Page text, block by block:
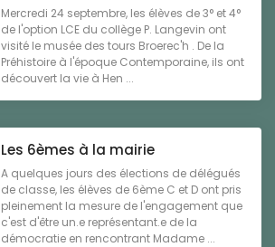
Mercredi 24 septembre, les élèves de 3° et 4°
de l'option LCE du collège P. Langevin ont
visité le musée des tours Broerec'h . De la
Préhistoire à l'époque Contemporaine, ils ont
découvert la vie à Hen ...
Les 6èmes à la mairie
A quelques jours des élections de délégués
de classe, les élèves de 6ème C et D ont pris
pleinement la mesure de l'engagement que
c'est d'être un.e représentant.e de la
démocratie en rencontrant Madame ...